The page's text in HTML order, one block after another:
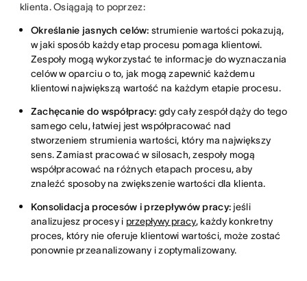
klienta. Osiągają to poprzez:
Określanie jasnych celów: strumienie wartości pokazują,
w jaki sposób każdy etap procesu pomaga klientowi.
Zespoły mogą wykorzystać te informacje do wyznaczania
celów w oparciu o to, jak mogą zapewnić każdemu
klientowi największą wartość na każdym etapie procesu.
Zachęcanie do współpracy: gdy cały zespół dąży do tego
samego celu, łatwiej jest współpracować nad
stworzeniem strumienia wartości, który ma największy
sens. Zamiast pracować w silosach, zespoły mogą
współpracować na różnych etapach procesu, aby
znaleźć sposoby na zwiększenie wartości dla klienta.
Konsolidacja procesów i przepływów pracy: jeśli
analizujesz procesy i przepływy pracy, każdy konkretny
proces, który nie oferuje klientowi wartości, może zostać
ponownie przeanalizowany i zoptymalizowany.